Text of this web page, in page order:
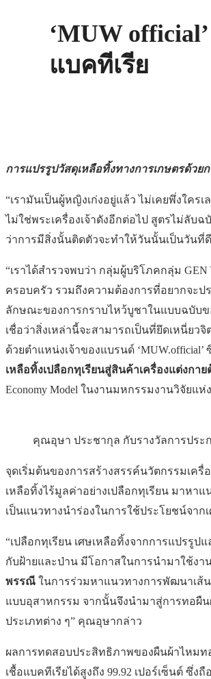
‘MUW
แบคทีเรีย
การแปรรูปวัสดุเหลือทิ้งทางการเกษตรด้วย
“เรามันเป็นผู้หญิงเก่งอยู่แล้ว ไม่เคยพึ่งใค
ไม่ใช่พระเครื่องเจ้าดังอีกต่อไป สูตรไม่ลับ
ว่าการมีสิ่งนั้นติดตัวจะทำให้วันนั้นเป็นวันที่ดี
“เราได้สำรวจพบว่า กลุ่มผู้บริโภคกลุ่ม
ครอบครัว รวมถึงความต้องการที่อยากจะป
ลักษณะของการกราบไหว้บูชาในแบบฉบับข
เชื่อว่าสิ่งเหล่านี้จะสามารถเป็นที่ยึดเหนี่ยวจิ
ด้วยตำแหน่งเจ้าของแบรนด์
เหลือทิ้งเปลือกทุเรียนสู่สินค้าเครื่องแต่งกาย
Economy Model ในงานมหกรรมงานวิจัยแห่ง
คุณอุษา ประชากุล กับรางวัลการประ
จุดเริ่มต้นของการสร้างสรรค์นวัตกรรมเค
เหลือทิ้งไร้มูลค่าอย่างเปลือกทุเรียน มาหา
เป็นแนวทางนำร่องในการใช้ประโยชน์จาก
“เปลือกทุเรียน เศษเหลือทิ้งจากการแปรรู
กับฝ้ายและป่าน มีโอกาสในการนำมาใช้ง
พรรณี ในการร่วมหาแนวทางการพัฒนาเส้
แบบอุสาหกรรม จากนั้นจึงนำมาสู่การทอผื
ประเภทต่าง ๆ” คุณอุษากล่าว
ผลการทดสอบประสิทธิภาพของผืนผ้าไหมท
เชื้อแบคทีเรียได้สูงถึง 99.92 เปอร์เซ็นต์